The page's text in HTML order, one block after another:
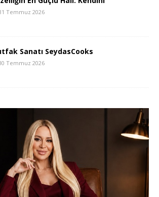
Temmuz 2026
Sanatı SeydasCooks
Temmuz 2026